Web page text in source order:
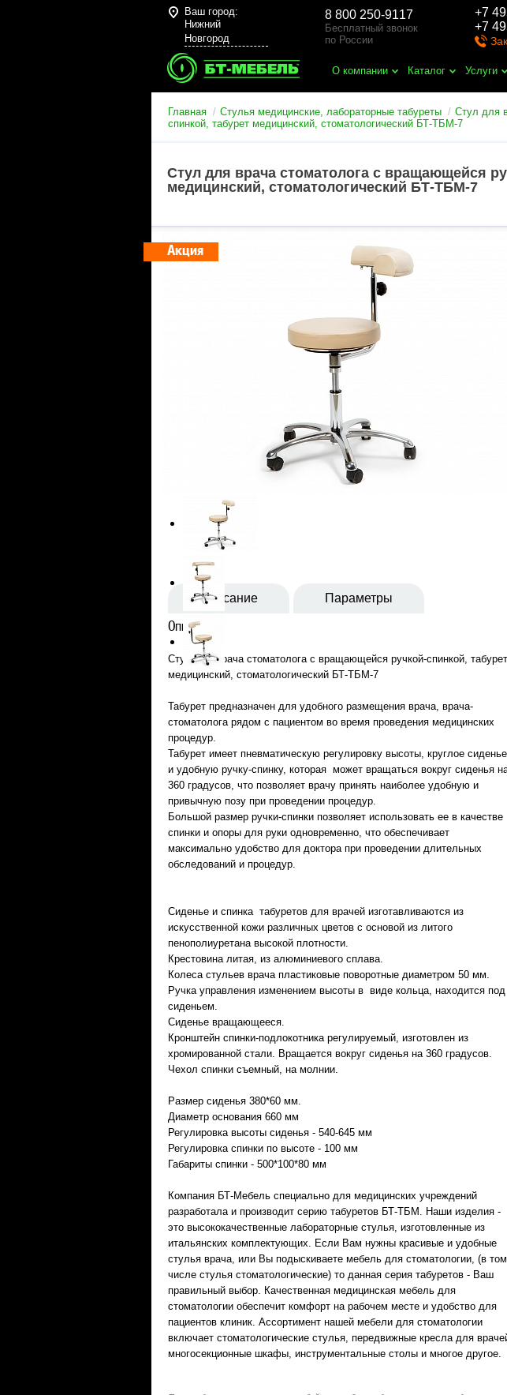
Ваш город:
Нижний
Новгород
8 800 250-9117
Бесплатный звонок
по России
+7
+7
О компании Каталог Услуги
Главная Стулья медицинские, лабораторные табуреты
Стул для
спинкой, табурет медицинский, стоматологический БТ-ТБМ-7
Стул для врача стоматолога с вращающейся
медицинский, стоматологический БТ-ТБМ-7
Акция
Описание Параметры
Описание
Стул для врача стоматолога с вращающейся ручкой-спинкой, табурет
медицинский, стоматологический БТ-ТБМ-7
Табурет предназначен для удобного размещения врача, врача-
стоматолога рядом с пациентом во время проведения медицинских
процедур.
Табурет имеет пневматическую регулировку высоты, круглое сиденье
и удобную ручку-спинку, которая может вращаться вокруг сиденья
360 градусов, что позволяет врачу принять наиболее удобную и
привычную позу при проведении процедур.
Большой размер ручки-спинки позволяет использовать ее в качестве
спинки и опоры для руки одновременно, что обеспечивает
максимально удобство для доктора при проведении длительных
обследований и процедур.
Сиденье и спинка табуретов для врачей изготавливаются из
искусственной кожи различных цветов с основой из литого
пенополиуретана высокой плотности.
Крестовина литая, из алюминиевого сплава.
Колеса стульев врача пластиковые поворотные диаметром 50 мм.
Ручка управления изменением высоты в виде кольца, находится под
сиденьем.
Сиденье вращающееся.
Кронштейн спинки-подлокотника регулируемый, изготовлен из
хромированной стали. Вращается вокруг сиденья на 360 градусов.
Чехол спинки съемный, на молнии.
Размер сиденья 380*60 мм.
Диаметр основания 660 мм
Регулировка высоты сиденья - 540-645 мм
Регулировка спинки по высоте - 100 мм
Габариты спинки - 500*100*80 мм
Компания БТ-Мебель специально для медицинских учреждений
разработала и производит серию табуретов БТ-ТБМ. Наши изделия -
это высококачественные лабораторные стулья, изготовленные из
итальянских комплектующих. Если Вам нужны красивые и удобные
стулья врача, или Вы подыскиваете мебель для стоматологии, (в том
числе стулья стоматологические) то данная серия табуретов - Ваш
правильный выбор. Качественная медицинская мебель для
стоматологии обеспечит комфорт на рабочем месте и удобство для
пациентов клиник. Ассортимент нашей мебели для стоматологии
включает стоматологические стулья, передвижные кресла для
многосекционные шкафы, инструментальные столы и многое другое.